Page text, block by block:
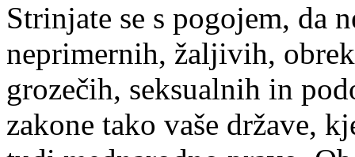
Strinjate se s pogojem, da
neprimernih, žaljivih,
grozečih, seksualnih in
zakone tako vaše države,